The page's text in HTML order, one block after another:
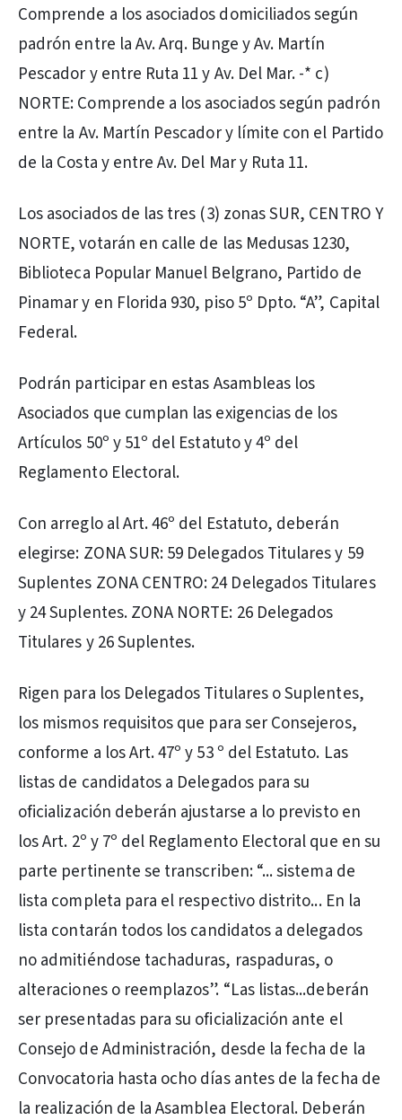
Comprende a los asociados domiciliados según
padrón entre la Av. Arq. Bunge y Av. Martín
Pescador y entre Ruta 11 y Av. Del Mar. -* c)
NORTE: Comprende a los asociados según padrón
entre la Av. Martín Pescador y límite con el Partido
de la Costa y entre Av. Del Mar y Ruta 11.
Los asociados de las tres (3) zonas SUR, CENTRO Y
NORTE, votarán en calle de las Medusas 1230,
Biblioteca Popular Manuel Belgrano, Partido de
Pinamar y en Florida 930, piso 5º Dpto. “A”, Capital
Federal.
Podrán participar en estas Asambleas los
Asociados que cumplan las exigencias de los
Artículos 50º y 51º del Estatuto y 4º del
Reglamento Electoral.
Con arreglo al Art. 46º del Estatuto, deberán
elegirse: ZONA SUR: 59 Delegados Titulares y 59
Suplentes ZONA CENTRO: 24 Delegados Titulares
y 24 Suplentes. ZONA NORTE: 26 Delegados
Titulares y 26 Suplentes.
Rigen para los Delegados Titulares o Suplentes,
los mismos requisitos que para ser Consejeros,
conforme a los Art. 47º y 53 º del Estatuto. Las
listas de candidatos a Delegados para su
oficialización deberán ajustarse a lo previsto en
los Art. 2º y 7º del Reglamento Electoral que en su
parte pertinente se transcriben: “... sistema de
lista completa para el respectivo distrito... En la
lista contarán todos los candidatos a delegados
no admitiéndose tachaduras, raspaduras, o
alteraciones o reemplazos”. “Las listas...deberán
ser presentadas para su oficialización ante el
Consejo de Administración, desde la fecha de la
Convocatoria hasta ocho días antes de la fecha de
la realización de la Asamblea Electoral. Deberán